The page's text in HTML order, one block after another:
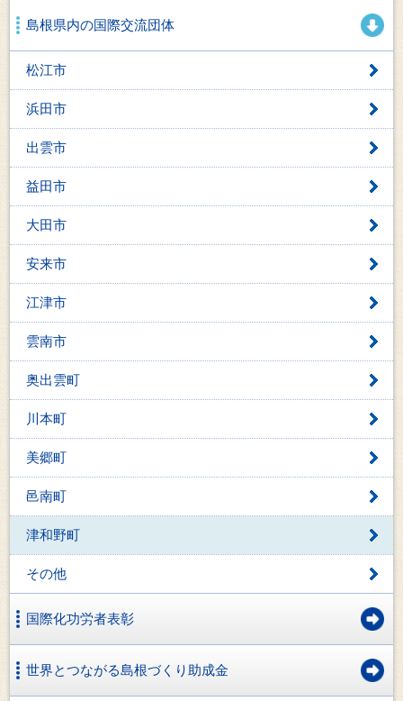
島根県内の国際交流団体
松江市
浜田市
出雲市
益田市
大田市
安来市
江津市
雲南市
奥出雲町
川本町
美郷町
邑南町
津和野町
その他
国際化功労者表彰
世界とつながる島根づくり助成金